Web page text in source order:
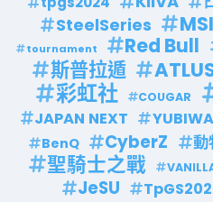
SteelSeries MSI
tournament Red Bull
斯普拉遁
彩虹社 COUGAR
JAPAN NEXT
BenQ CyberZ 動
聖騎士之戰
JeSU